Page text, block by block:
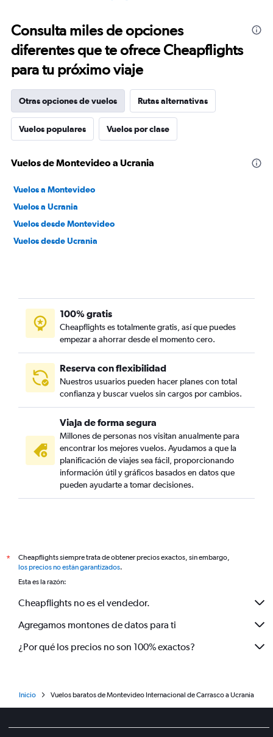
Consulta miles de opciones
diferentes que te ofrece Cheapflights
para tu próximo viaje
Otras opciones de vuelos Rutas alternativas
Vuelos populares Vuelos por clase
Vuelos de Montevideo a Ucrania
Vuelos a Montevideo
Vuelos a Ucrania
Vuelos desde Montevideo
Vuelos desde Ucrania
100% gratis
Cheapflights es totalmente gratis, así que puedes
empezar a ahorrar desde el momento cero.
Reserva con flexibilidad
Nuestros usuarios pueden hacer planes con total
confianza y buscar vuelos sin cargos por cambios.
Viaja de forma segura
Millones de personas nos visitan anualmente para
encontrar los mejores vuelos. Ayudamos a que la
planificación de viajes sea fácil, proporcionando
información útil y gráficos basados en datos que
pueden ayudarte a tomar decisiones.
*
Cheapflights siempre trata de obtener precios exactos, sin embargo,
los precios no están garantizados.
Esta es la razón:
Cheapflights no es el vendedor.
Agregamos montones de datos para ti
¿Por qué los precios no son 100% exactos?
Inicio Vuelos baratos de Montevideo Internacional de Carrasco a Ucrania